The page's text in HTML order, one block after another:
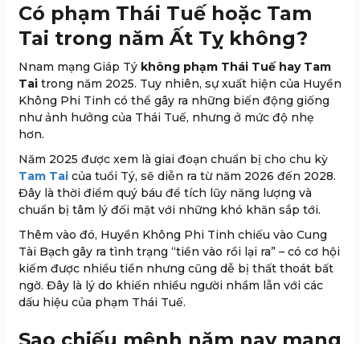
Có phạm Thái Tuế hoặc Tam
Tai trong năm Ất Tỵ không?
Nnam mạng Giáp Tý không phạm Thái Tuế hay Tam
Tai trong năm 2025. Tuy nhiên, sự xuất hiện của Huyền
Không Phi Tinh có thể gây ra những biến động giống
như ảnh hưởng của Thái Tuế, nhưng ở mức độ nhẹ
hơn.
Năm 2025 được xem là giai đoạn chuẩn bị cho chu kỳ
Tam Tai của tuổi Tý, sẽ diễn ra từ năm 2026 đến 2028.
Đây là thời điểm quý báu để tích lũy năng lượng và
chuẩn bị tâm lý đối mặt với những khó khăn sắp tới.
Thêm vào đó, Huyền Không Phi Tinh chiếu vào Cung
Tài Bạch gây ra tình trạng “tiền vào rồi lại ra” – có cơ hội
kiếm được nhiều tiền nhưng cũng dễ bị thất thoát bất
ngờ. Đây là lý do khiến nhiều người nhầm lẫn với các
dấu hiệu của phạm Thái Tuế.
Sao chiếu mệnh năm nay mang